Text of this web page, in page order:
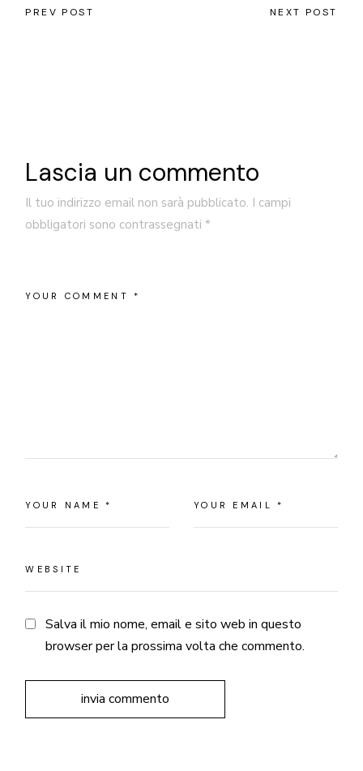
PREV POST NEXT POST
Lascia un commento
Il tuo indirizzo email non sarà pubblicato. I campi
obbligatori sono contrassegnati*
Salva il mio nome, email e sito web in questo
browser per la prossima volta che commento.
invia commento